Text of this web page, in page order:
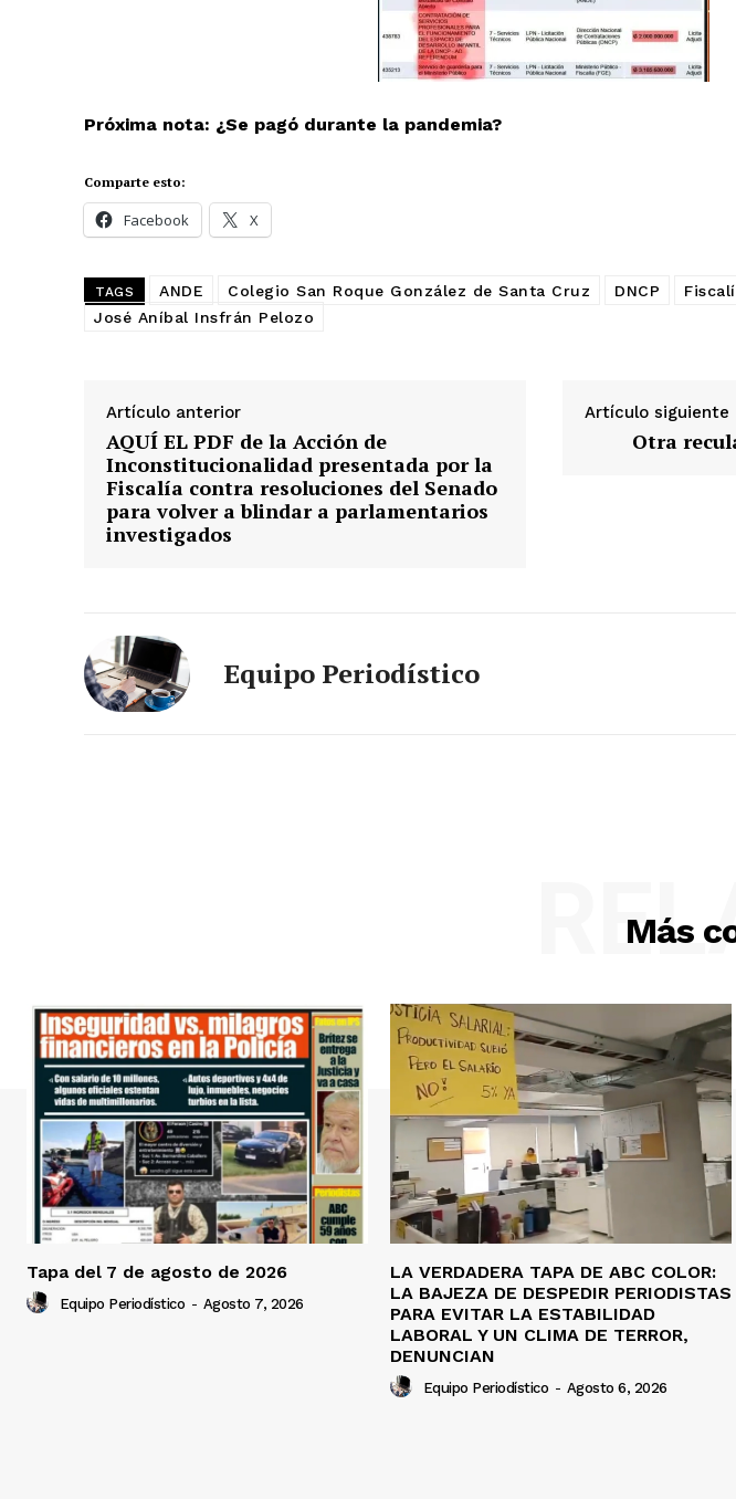
X
Próxima nota: ¿Se pagó durante la pandemia?
Comparte esto:
Facebook X
TAGS ANDE Colegio San Roque González de Santa Cruz DNCP
José Aníbal Insfrán Pelozo
Artículo anterior
AQUÍ EL PDF de la Acción de
Inconstitucionalidad presentada por la
Fiscalía contra resoluciones del Senado
para volver a blindar a parlamentarios
investigados
Artículo siguiente
Otra
Equipo Periodístico
Más
Tapa del 7 de agosto de 2026
Equipo Periodístico - Agosto 7, 2026
LA VERDADERA TAPA DE ABC COLOR:
LA BAJEZA DE DESPEDIR PERIODISTAS
PARA EVITAR LA ESTABILIDAD
LABORAL Y UN CLIMA DE TERROR,
DENUNCIAN
Equipo Periodístico - Agosto 6, 2026